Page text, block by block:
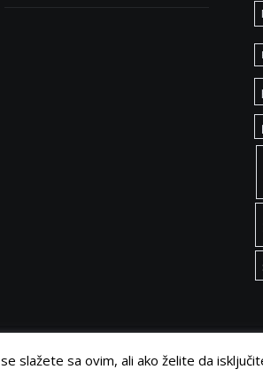
slažete sa ovim, ali ako želite da